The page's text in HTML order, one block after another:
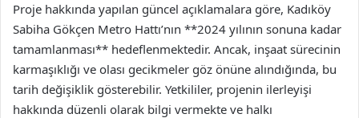
Proje hakkında yapılan güncel açıklamalara göre, Kadıköy
Sabiha Gökçen Metro Hattı’nın **2024 yılının sonuna kadar
tamamlanması** hedeflenmektedir. Ancak, inşaat sürecinin
karmaşıklığı ve olası gecikmeler göz önüne alındığında, bu
tarih değişiklik gösterebilir. Yetkililer, projenin ilerleyişi
hakkında düzenli olarak bilgi vermekte ve halkı